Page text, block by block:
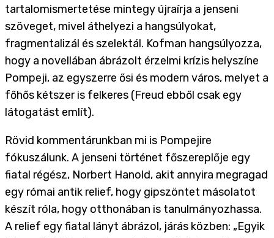
tartalomismertetése mintegy újraírja a jenseni
szöveget, mivel áthelyezi a hangsúlyokat,
fragmentalizál és szelektál. Kofman hangsúlyozza,
hogy a novellában ábrázolt érzelmi krízis helyszíne
Pompeji, az egyszerre ősi és modern város, melyet a
főhős kétszer is felkeres (Freud ebből csak egy
látogatást említ).
Rövid kommentárunkban mi is Pompejire
fókuszálunk. A jenseni történet főszereplője egy
fiatal régész, Norbert Hanold, akit annyira megragad
egy római antik relief, hogy gipszöntet másolatot
készít róla, hogy otthonában is tanulmányozhassa.
A relief egy fiatal lányt ábrázol, járás közben: „Egyik